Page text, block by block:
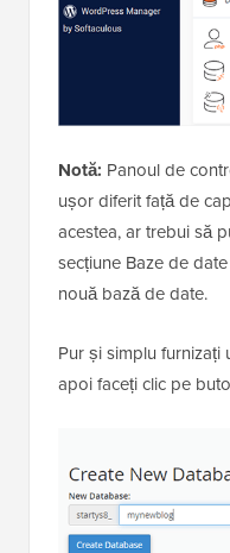
Notă: Panoul de
ușor diferit față de
acestea, ar trebui să
secțiune Baze de
nouă bază de date.
Pur și simplu
apoi faceți clic pe